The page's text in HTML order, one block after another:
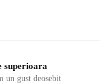
superioara
un gust deosebit